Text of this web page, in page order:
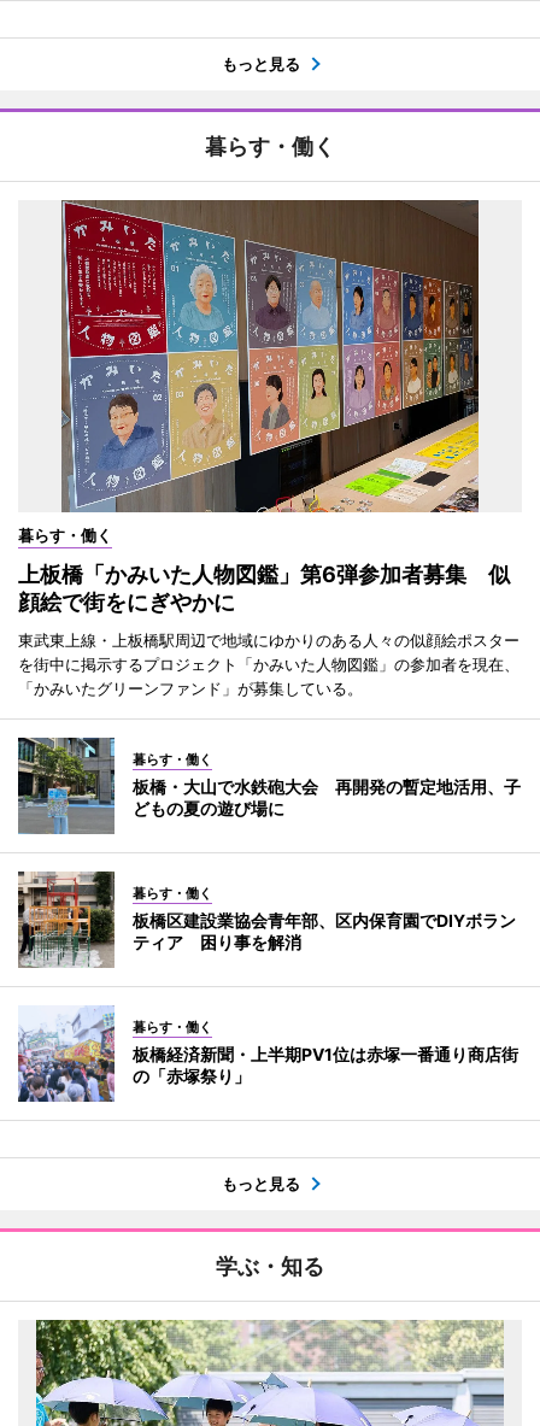
もっと見る
暮らす・働く
暮らす・働く
上板橋「かみいた人物図鑑」第6弾参加者募集 似
顔絵で街をにぎやかに
東武東上線・上板橋駅周辺で地域にゆかりのある人々の似顔絵ポスター
を街中に掲示するプロジェクト「かみいた人物図鑑」の参加者を現在、
「かみいたグリーンファンド」が募集している。
暮らす・働く
板橋・大山で水鉄砲大会 再開発の暫定地活用、子
どもの夏の遊び場に
暮らす・働く
板橋区建設業協会青年部、区内保育園でDIYボラン
ティア 困り事を解消
暮らす・働く
板橋経済新聞・上半期PV1位は赤塚一番通り商店街
の「赤塚祭り」
もっと見る
学ぶ・知る